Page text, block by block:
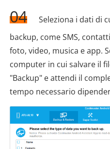
04
Seleziona i dati di
backup, come SMS,
foto, video, musica e app.
computer in cui salvare il
"Backup" e attendi il
tempo necessario